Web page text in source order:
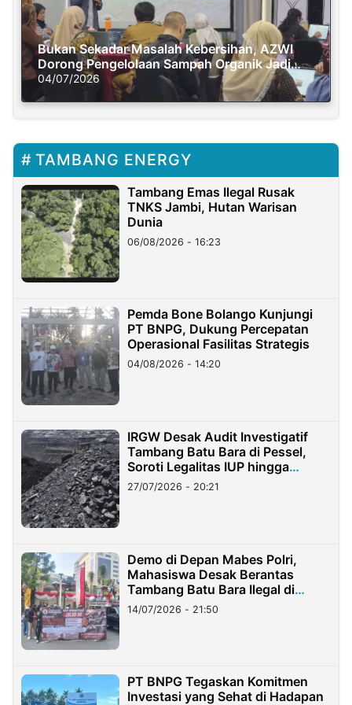
Bukan Sekadar Masalah Kebersihan, AZWI
Dorong Pengelolaan Sampah Organik Jadi
Solusi Krisis Iklim
04/07/2026
TAMBANG ENERGY
Tambang Emas Ilegal Rusak
TNKS Jambi, Hutan Warisan
Dunia
06/08/2026 - 16:23
Pemda Bone Bolango Kunjungi
PT BNPG, Dukung Percepatan
Operasional Fasilitas Strategis
04/08/2026 - 14:20
IRGW Desak Audit Investigatif
Tambang Batu Bara di Pessel,
Soroti Legalitas IUP hingga
Stockpile
27/07/2026 - 20:21
Demo di Depan Mabes Polri,
Mahasiswa Desak Berantas
Tambang Batu Bara Ilegal di
Lampung
14/07/2026 - 21:50
PT BNPG Tegaskan Komitmen
Investasi yang Sehat di Hadapan